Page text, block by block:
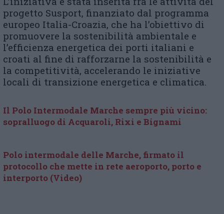
progetto Susport, finanziato dal programma
europeo Italia-Croazia, che ha l’obiettivo di
promuovere la sostenibilità ambientale e
l’efficienza energetica dei porti italiani e
croati al fine di rafforzarne la sostenibilità e
la competitività, accelerando le iniziative
locali di transizione energetica e climatica.
Il Polo Intermodale Marche sempre più vicino:
sopralluogo di Acquaroli, Rixi e Bignami
Polo intermodale delle Marche, firmato il
protocollo che mette in rete aeroporto, porto e
interporto (Video)